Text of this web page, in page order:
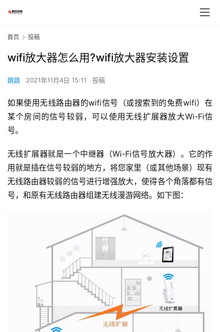
首页 投稿
wifi放大器怎么用?wifi放大器安装设置
跳跳 2021年11月4日 15:11 投稿
如果使用无线路由器的wifi信号（或搜索到的免费wifi）在
某个房间的信号较弱，可以使用无线扩展器放大Wi-Fi信
号。
无线扩展器就是一个中继器（Wi-Fi信号放大器）。它的作
用就是插在信号较弱的地方，将您家里（或其他场景）现有
无线路由器较弱的信号进行增强放大，使得各个角落都有信
号，和原有无线路由器组建无线漫游网络。如下图：